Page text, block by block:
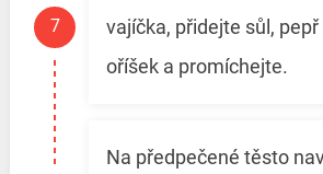
vajíčka, přidejte sůl,
oříšek a promíchejte.
Na předpečené těsto